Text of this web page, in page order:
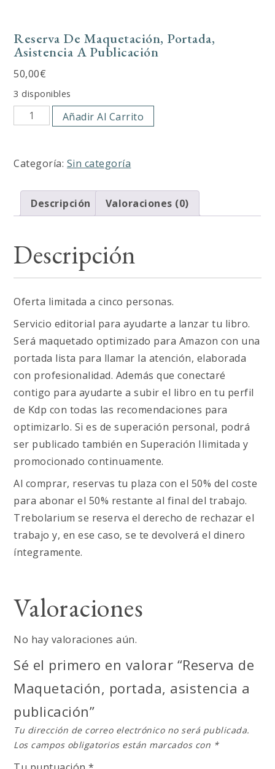
Reserva De Maquetación, Portada,
Asistencia A Publicación
50,00€
3 disponibles
Reserva
de
portada,
asistencia
publicación
cantidad
Añadir Al Carrito
Categoría: Sin categoría
Descripción Valoraciones (0)
Descripción
Oferta limitada a cinco personas.
Servicio editorial para ayudarte a lanzar tu libro.
Será maquetado optimizado para Amazon con una
portada lista para llamar la atención, elaborada
con profesionalidad. Además que conectaré
contigo para ayudarte a subir el libro en tu perfil
de Kdp con todas las recomendaciones para
optimizarlo. Si es de superación personal, podrá
ser publicado también en Superación Ilimitada y
promocionado continuamente.
Al comprar, reservas tu plaza con el 50% del coste
para abonar el 50% restante al final del trabajo.
Trebolarium se reserva el derecho de rechazar el
trabajo y, en ese caso, se te devolverá el dinero
íntegramente.
Valoraciones
No hay valoraciones aún.
Sé el primero en valorar “Reserva de
Maquetación, portada, asistencia a
publicación”
Tu dirección de correo electrónico no será publicada.
Los campos obligatorios están marcados con *